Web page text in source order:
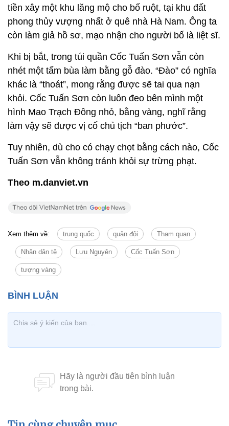
tiền xây một khu lăng mộ cho bố ruột, tại khu đất
phong thủy vượng nhất ở quê nhà Hà Nam. Ông ta
còn làm giả hồ sơ, mạo nhận cho người bố là liệt sĩ.
Khi bị bắt, trong túi quần Cốc Tuấn Sơn vẫn còn
nhét một tấm bùa làm bằng gỗ đào. “Đào” có nghĩa
khác là “thoát”, mong rằng được sẽ tai qua nạn
khỏi. Cốc Tuấn Sơn còn luôn đeo bên mình một
hình Mao Trạch Đông nhỏ, bằng vàng, nghĩ rằng
làm vậy sẽ được vị cố chủ tịch “ban phước”.
Tuy nhiên, dù cho có chạy chọt bằng cách nào, Cốc
Tuấn Sơn vẫn không tránh khỏi sự trừng phạt.
Theo m.danviet.vn
Xem thêm về: trung quốc quân đội Tham quan
Nhân dân tệ Lưu Nguyên Cốc Tuấn Sơn
tượng vàng